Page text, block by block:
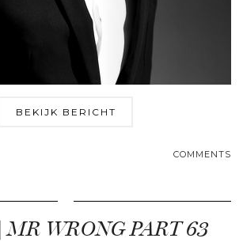
BEKIJK BERICHT
COMMENTS
MR WRONG PART 63